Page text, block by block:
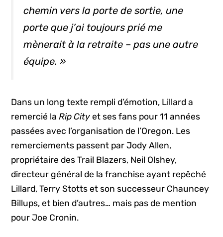
chemin vers la porte de sortie, une
porte que j’ai toujours prié me
mènerait à la retraite – pas une autre
équipe. »
Dans un long texte rempli d’émotion, Lillard a
remercié laRip City et ses fans pour 11 années
passées avec l’organisation de l’Oregon. Les
remerciements passent par Jody Allen,
propriétaire des Trail Blazers, Neil Olshey,
directeur général de la franchise ayant repêché
Lillard, Terry Stotts et son successeur Chauncey
Billups, et bien d’autres… mais pas de mention
pour Joe Cronin.